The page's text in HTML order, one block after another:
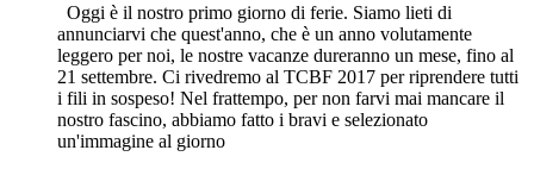
Oggi è il nostro primo giorno di ferie. Siamo lieti di
annunciarvi che quest'anno, che è un anno volutamente
leggero per noi, le nostre vacanze dureranno un mese, fino al
21 settembre. Ci rivedremo al TCBF 2017 per riprendere tutti
i fili in sospeso! Nel frattempo, per non farvi mai mancare il
nostro fascino, abbiamo fatto i bravi e selezionato
un'immagine al giorno